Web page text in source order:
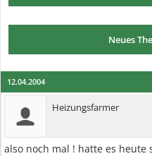
Neues
12.04.2004
Heizungsfarmer
also noch mal ! hatte es